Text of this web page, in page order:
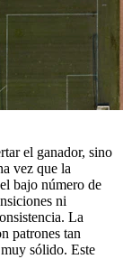
el ganador, sino
vez que la
bajo número de
ni
La
patrones tan
sólido. Este